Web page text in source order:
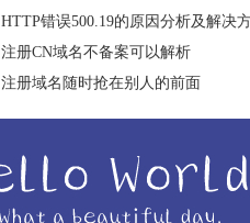
HTTP错误500.19的原因分析及解决
注册CN域名不备案可以解析
注册域名随时抢在别人的前面